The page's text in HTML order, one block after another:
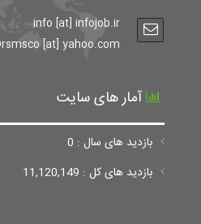
info [at] infojob.ir
[at] yahoo.com
آمار های سایت
بازدید های سال : 0
بازدید های کل : 11,120,149